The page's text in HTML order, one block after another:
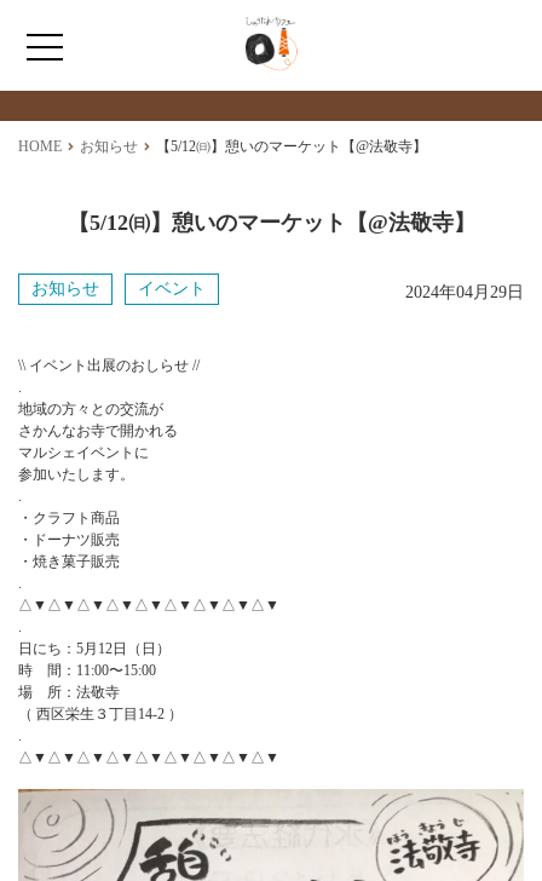
ホーム
福祉サービス
最新情報
NEWS
HOME お知らせ 【5/12㈰】憩いのマーケット【@法敬寺】
【5/12㈰】憩いのマーケット【@法敬寺】
お知らせ イベント 2024年04月29日
\\ イベント出展のおしらせ //
.
地域の方々との交流が
さかんなお寺で開かれる
マルシェイベントに
参加いたします。
.
・クラフト商品
・ドーナツ販売
・焼き菓子販売
.
△▼△▼△▼△▼△▼△▼△▼△▼△▼
.
日にち：5月12日（日）
時 間：11:00〜15:00
場 所：法敬寺
（ 西区栄生３丁目14-2 ）
.
△▼△▼△▼△▼△▼△▼△▼△▼△▼